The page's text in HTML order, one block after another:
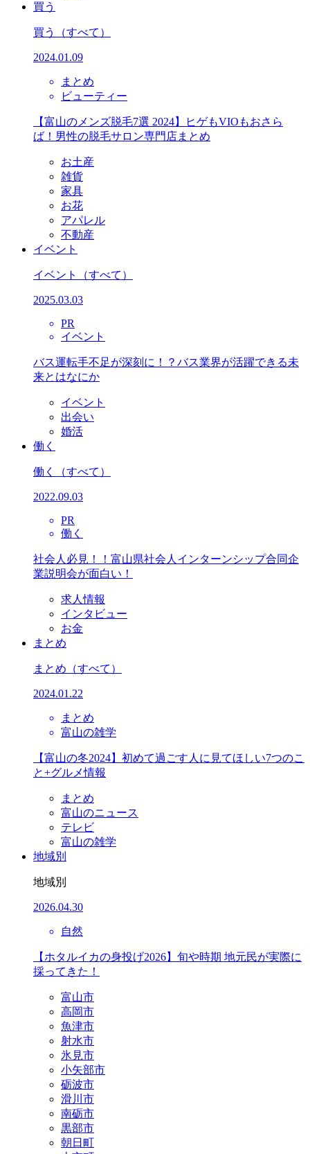
買う
買う （すべて）
2024.01.09
まとめ
ビューティー
【富山のメンズ脱毛7選 2024】ヒゲもVIOもおさら
ば！男性の脱毛サロン専門店まとめ
お土産
雑貨
家具
お花
アパレル
不動産
イベント
イベント （すべて）
2025.03.03
PR
イベント
バス運転手不足が深刻に！？バス業界が活躍できる未
来とはなにか
イベント
出会い
婚活
働く
働く （すべて）
2022.09.03
PR
働く
社会人必見！！富山県社会人インターンシップ合同企
業説明会が面白い！
求人情報
インタビュー
お金
まとめ
まとめ （すべて）
2024.01.22
まとめ
富山の雑学
【富山の冬2024】初めて過ごす人に見てほしい7つのこ
と+グルメ情報
まとめ
富山のニュース
テレビ
富山の雑学
地域別
地域別
2026.04.30
自然
【ホタルイカの身投げ2026】旬や時期 地元民が実際に
採ってきた！
富山市
高岡市
魚津市
射水市
氷見市
小矢部市
砺波市
滑川市
南砺市
黒部市
朝日町